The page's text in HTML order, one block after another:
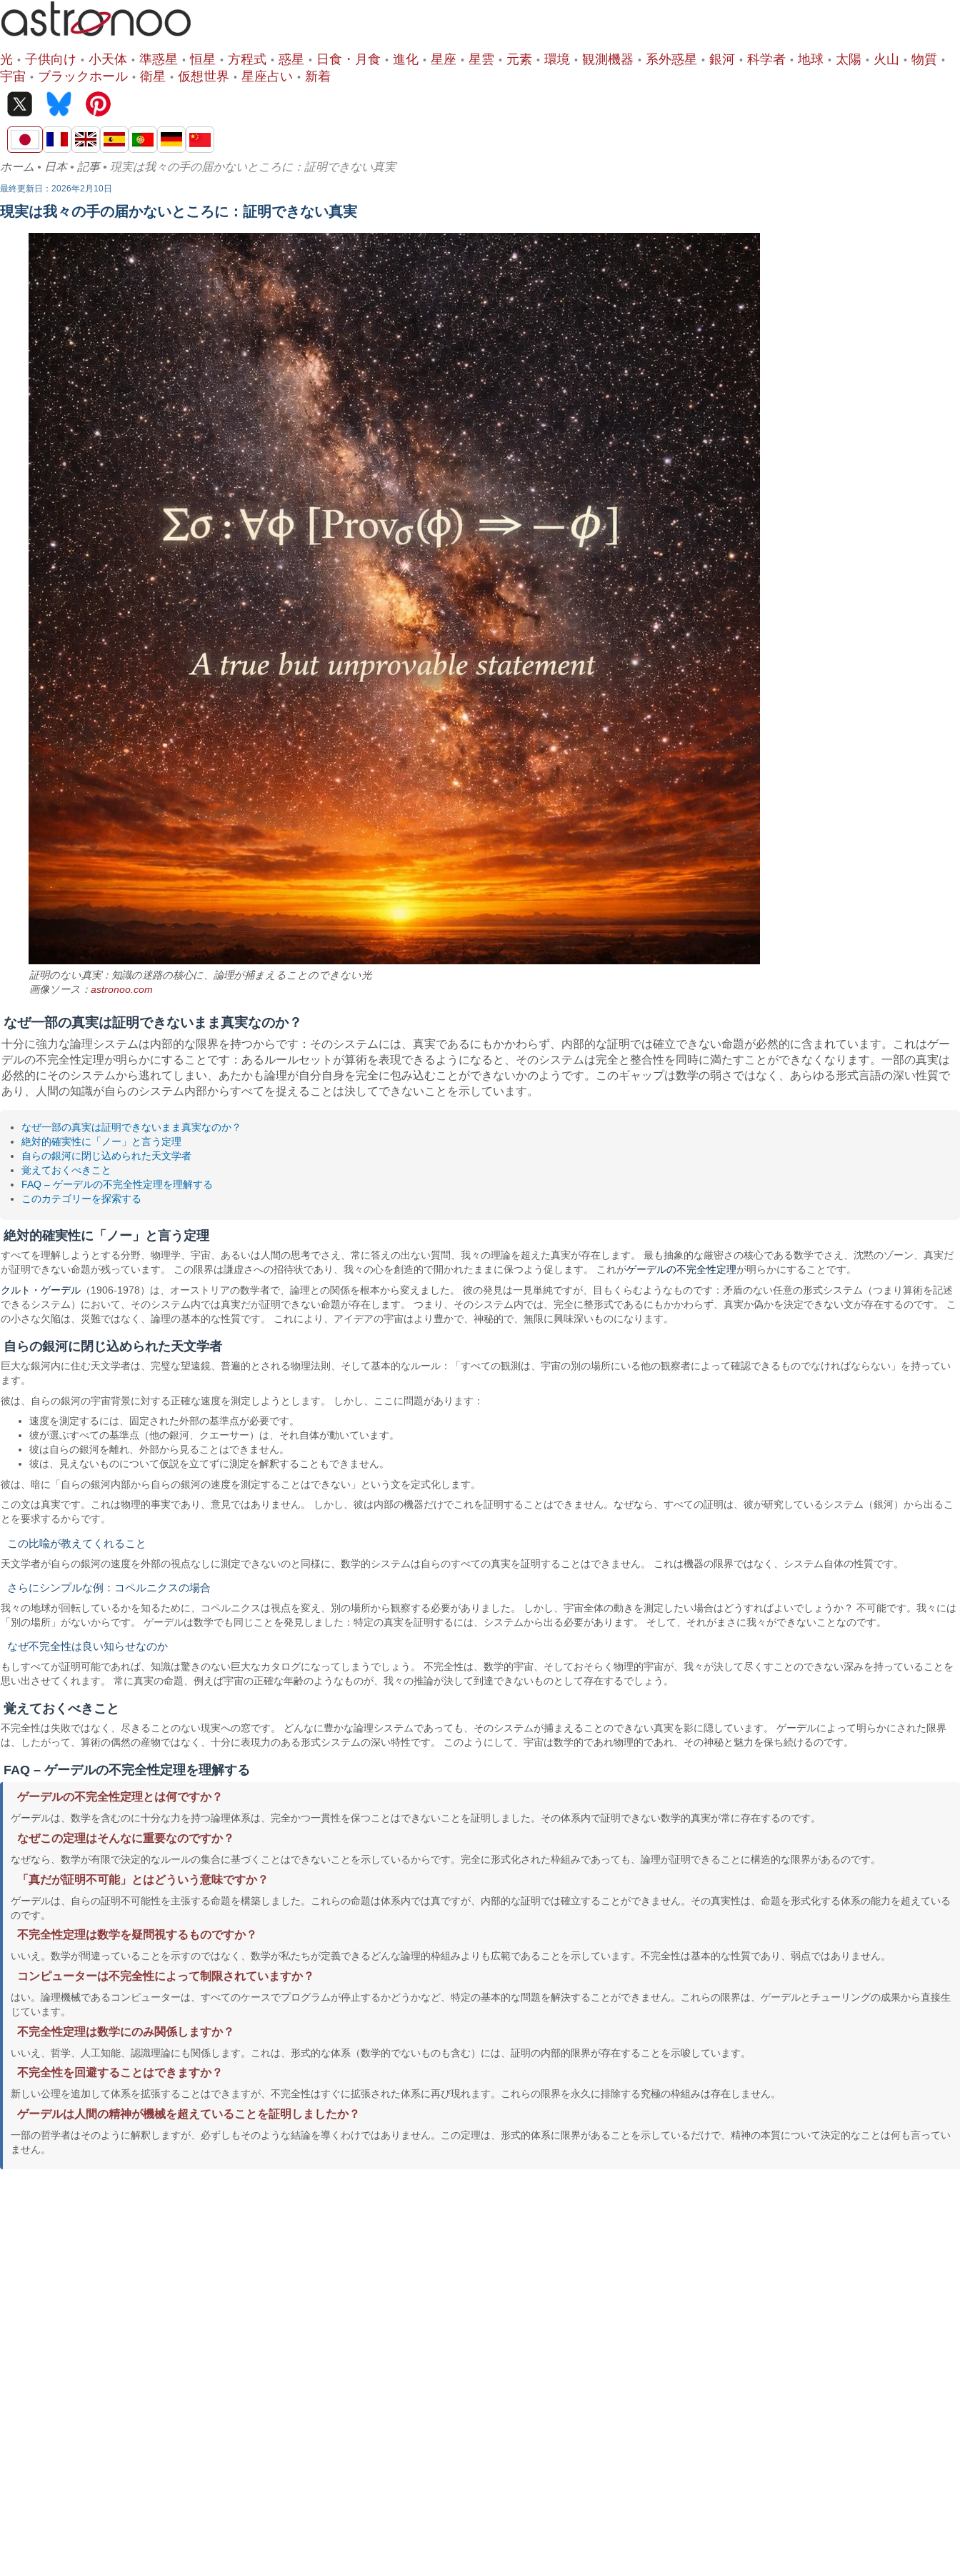
光 子供向け 小天体 準惑星 恒星 方程式 惑星 日食・月食 進化 星座 星雲 元素 環境 観測機器 系外惑星 銀河 科学者 地球 太陽 火山
物質
宇宙
ブラックホール 衛星 仮想世界 星座占い 新着
ホーム • 日本• 記事• 現実は我々の手の届かないところに：証明できない真実
最終更新日：2026年2月10日
現実は我々の手の届かないところに：証明できない真実
証明のない真実：知識の迷路の核心に、論理が捕まえることのできない光
画像ソース：astronoo.com
なぜ一部の真実は証明できないまま真実なのか？
十分に強力な論理システムは内部的な限界を持つからです：そのシステムには、真実であるにもかかわらず、内部的な証明では確立できない命題が必然的に含まれています。これはゲー
デルの不完全性定理が明らかにすることです：あるルールセットが算術を表現できるようになると、そのシステムは完全と整合性を同時に満たすことができなくなります。一部の真実は
必然的にそのシステムから逃れてしまい、あたかも論理が自分自身を完全に包み込むことができないかのようです。このギャップは数学の弱さではなく、あらゆる形式言語の深い性質で
あり、人間の知識が自らのシステム内部からすべてを捉えることは決してできないことを示しています。
なぜ一部の真実は証明できないまま真実なのか？
絶対的確実性に「ノー」と言う定理
自らの銀河に閉じ込められた天文学者
覚えておくべきこと
FAQ – ゲーデルの不完全性定理を理解する
このカテゴリーを探索する
絶対的確実性に「ノー」と言う定理
すべてを理解しようとする分野、物理学、宇宙、あるいは人間の思考でさえ、常に答えの出ない質問、我々の理論を超えた真実が存在します。 最も抽象的な厳密さの核心である数学でさえ、沈黙のゾーン、真実だ
が証明できない命題が残っています。 この限界は謙虚さへの招待状であり、我々の心を創造的で開かれたままに保つよう促します。 これがゲーデルの不完全性定理が明らかにすることです。
クルト・ゲーデル （1906-1978）は、オーストリアの数学者で、論理との関係を根本から変えました。 彼の発見は一見単純ですが、目もくらむようなものです：矛盾のない任意の形式システム（つまり算術を記述
できるシステム）において、そのシステム内では真実だが証明できない命題が存在します。 つまり、そのシステム内では、完全に整形式であるにもかかわらず、真実か偽かを決定できない文が存在するのです。 こ
の小さな欠陥は、災難ではなく、論理の基本的な性質です。 これにより、アイデアの宇宙はより豊かで、神秘的で、無限に興味深いものになります。
自らの銀河に閉じ込められた天文学者
巨大な銀河内に住む天文学者は、完璧な望遠鏡、普遍的とされる物理法則、そして基本的なルール：「すべての観測は、宇宙の別の場所にいる他の観察者によって確認できるものでなければならない」を持ってい
ます。
彼は、自らの銀河の宇宙背景に対する正確な速度を測定しようとします。 しかし、ここに問題があります：
速度を測定するには、固定された外部の基準点が必要です。
彼が選ぶすべての基準点（他の銀河、クエーサー）は、それ自体が動いています。
彼は自らの銀河を離れ、外部から見ることはできません。
彼は、見えないものについて仮説を立てずに測定を解釈することもできません。
彼は、暗に「自らの銀河内部から自らの銀河の速度を測定することはできない」という文を定式化します。
この文は真実です。これは物理的事実であり、意見ではありません。 しかし、彼は内部の機器だけでこれを証明することはできません。なぜなら、すべての証明は、彼が研究しているシステム（銀河）から出るこ
とを要求するからです。
この比喩が教えてくれること
天文学者が自らの銀河の速度を外部の視点なしに測定できないのと同様に、数学的システムは自らのすべての真実を証明することはできません。 これは機器の限界ではなく、システム自体の性質です。
さらにシンプルな例：コペルニクスの場合
我々の地球が回転しているかを知るために、コペルニクスは視点を変え、別の場所から観察する必要がありました。 しかし、宇宙全体の動きを測定したい場合はどうすればよいでしょうか？ 不可能です。我々には
「別の場所」がないからです。 ゲーデルは数学でも同じことを発見しました：特定の真実を証明するには、システムから出る必要があります。 そして、それがまさに我々ができないことなのです。
なぜ不完全性は良い知らせなのか
もしすべてが証明可能であれば、知識は驚きのない巨大なカタログになってしまうでしょう。 不完全性は、数学的宇宙、そしておそらく物理的宇宙が、我々が決して尽くすことのできない深みを持っていることを
思い出させてくれます。 常に真実の命題、例えば宇宙の正確な年齢のようなものが、我々の推論が決して到達できないものとして存在するでしょう。
覚えておくべきこと
不完全性は失敗ではなく、尽きることのない現実への窓です。 どんなに豊かな論理システムであっても、そのシステムが捕まえることのできない真実を影に隠しています。 ゲーデルによって明らかにされた限界
は、したがって、算術の偶然の産物ではなく、十分に表現力のある形式システムの深い特性です。 このようにして、宇宙は数学的であれ物理的であれ、その神秘と魅力を保ち続けるのです。
FAQ – ゲーデルの不完全性定理を理解する
ゲーデルの不完全性定理とは何ですか？
ゲーデルは、数学を含むのに十分な力を持つ論理体系は、完全かつ一貫性を保つことはできないことを証明しました。その体系内で証明できない数学的真実が常に存在するのです。
なぜこの定理はそんなに重要なのですか？
なぜなら、数学が有限で決定的なルールの集合に基づくことはできないことを示しているからです。完全に形式化された枠組みであっても、論理が証明できることに構造的な限界があるのです。
「真だが証明不可能」とはどういう意味ですか？
ゲーデルは、自らの証明不可能性を主張する命題を構築しました。これらの命題は体系内では真ですが、内部的な証明では確立することができません。その真実性は、命題を形式化する体系の能力を超えている
のです。
不完全性定理は数学を疑問視するものですか？
いいえ。数学が間違っていることを示すのではなく、数学が私たちが定義できるどんな論理的枠組みよりも広範であることを示しています。不完全性は基本的な性質であり、弱点ではありません。
コンピューターは不完全性によって制限されていますか？
はい。論理機械であるコンピューターは、すべてのケースでプログラムが停止するかどうかなど、特定の基本的な問題を解決することができません。これらの限界は、ゲーデルとチューリングの成果から直接生
じています。
不完全性定理は数学にのみ関係しますか？
いいえ、哲学、人工知能、認識理論にも関係します。これは、形式的な体系（数学的でないものも含む）には、証明の内部的限界が存在することを示唆しています。
不完全性を回避することはできますか？
新しい公理を追加して体系を拡張することはできますが、不完全性はすぐに拡張された体系に再び現れます。これらの限界を永久に排除する究極の枠組みは存在しません。
ゲーデルは人間の精神が機械を超えていることを証明しましたか？
一部の哲学者はそのように解釈しますが、必ずしもそのような結論を導くわけではありません。この定理は、形式的体系に限界があることを示しているだけで、精神の本質について決定的なことは何も言ってい
ません。